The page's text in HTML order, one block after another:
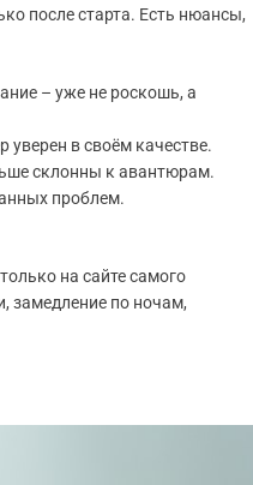
после старта. Есть нюансы,
– уже не роскошь, а
уверен в своём качестве.
склонны к авантюрам.
проблем.
на сайте самого
замедление по ночам,